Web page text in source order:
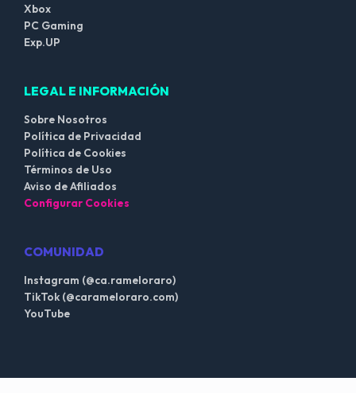
Xbox
PC Gaming
Exp.UP
LEGAL E INFORMACIÓN
Sobre Nosotros
Política de Privacidad
Política de Cookies
Términos de Uso
Aviso de Afiliados
Configurar Cookies
COMUNIDAD
Instagram (@ca.rameloraro)
TikTok (@carameloraro.com)
YouTube